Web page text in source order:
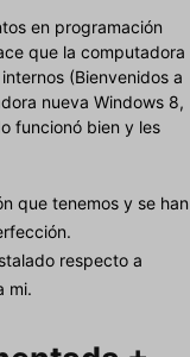
en programación
que la computadora
(Bienvenidos a
nueva Windows 8,
funcionó bien y les
que tenemos y se han
respecto a
mi.